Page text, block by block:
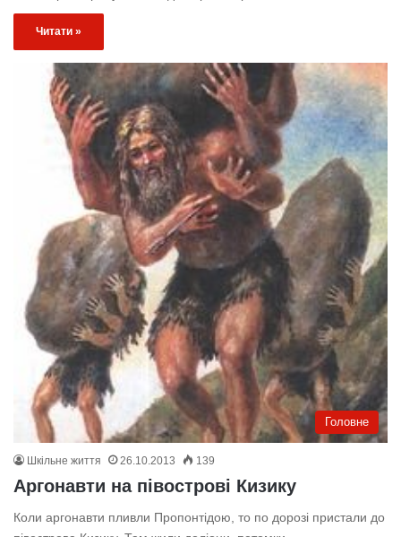
Читати »
Головне
Шкільне життя 26.10.2013 139
Аргонавти на півострові Кизику
Коли аргонавти пливли Пропонтідою, то по дорозі пристали до